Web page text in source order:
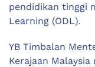
pendidikan tinggi
Learning (ODL).
YB Timbalan
Kerajaan